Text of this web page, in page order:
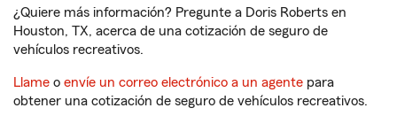
¿Quiere más información? Pregunte a Doris Roberts en
Houston, TX, acerca de una cotización de seguro de
vehículos recreativos.
Llame o envíe un correo electrónico a un agente para
obtener una cotización de seguro de vehículos recreativos.